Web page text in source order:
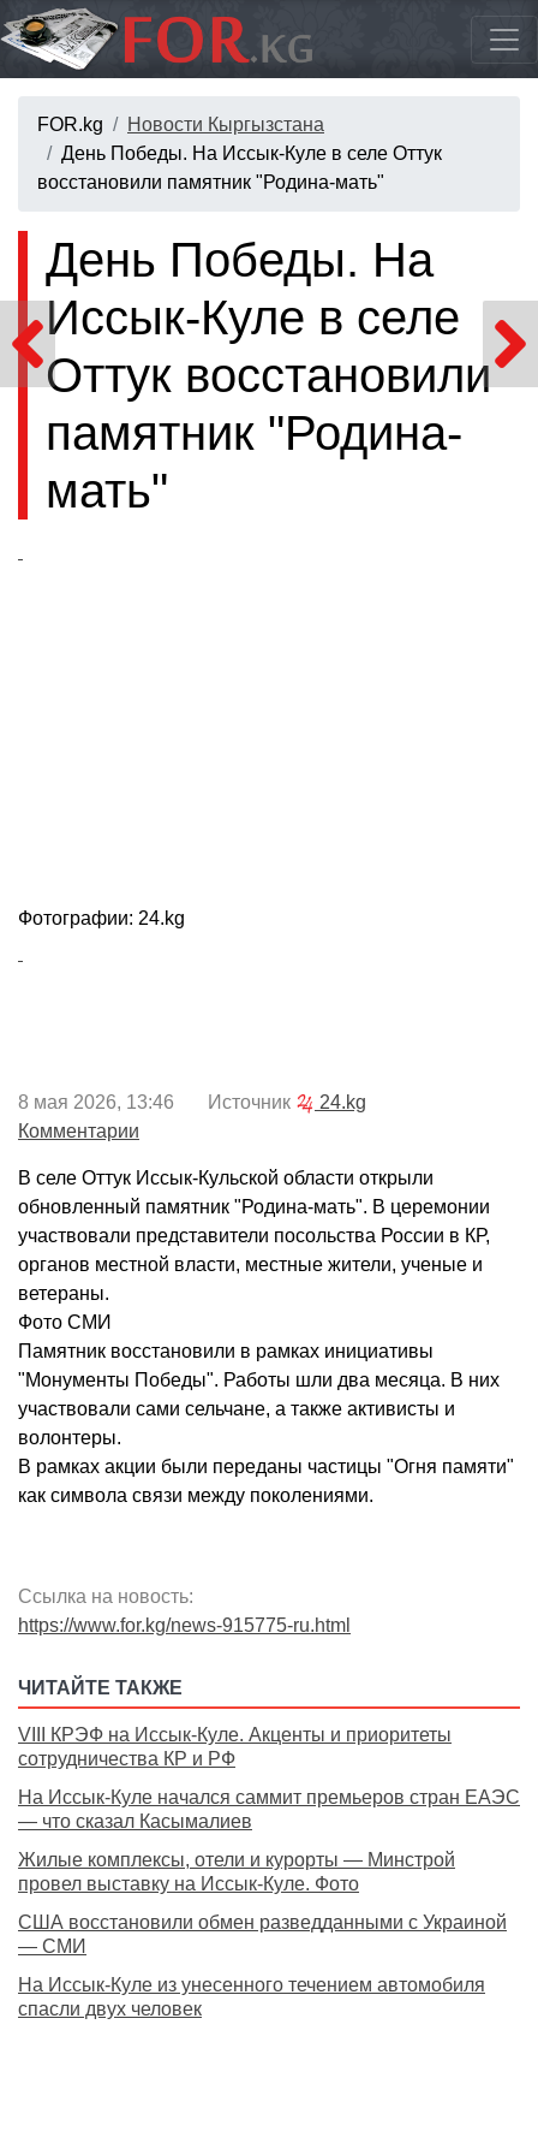
FOR.kg
Новости Кыргызстана
День Победы. На Иссык-Куле в селе Оттук
восстановили памятник "Родина-мать"
День Победы. На
Иссык-Куле в селе
Оттук восстановили
памятник "Родина-
мать"
Фотографии: 24.kg
8 мая 2026, 13:46 Источник
24.kg
Комментарии
В селе Оттук Иссык-Кульской области открыли
обновленный памятник "Родина-мать". В церемонии
участвовали представители посольства России в КР,
органов местной власти, местные жители, ученые и
ветераны.
Фото СМИ
Памятник восстановили в рамках инициативы
"Монументы Победы". Работы шли два месяца. В них
участвовали сами сельчане, а также активисты и
волонтеры.
В рамках акции были переданы частицы "Огня памяти"
как символа связи между поколениями.
Ссылка на новость:
https://www.for.kg/news-915775-ru.html
ЧИТАЙТЕ ТАКЖЕ
VIII КРЭФ на Иссык-Куле. Акценты и приоритеты
сотрудничества КР и РФ
На Иссык-Куле начался саммит премьеров стран ЕАЭС
— что сказал Касымалиев
Жилые комплексы, отели и курорты — Минстрой
провел выставку на Иссык-Куле. Фото
США восстановили обмен разведданными с Украиной
— СМИ
На Иссык-Куле из унесенного течением автомобиля
спасли двух человек